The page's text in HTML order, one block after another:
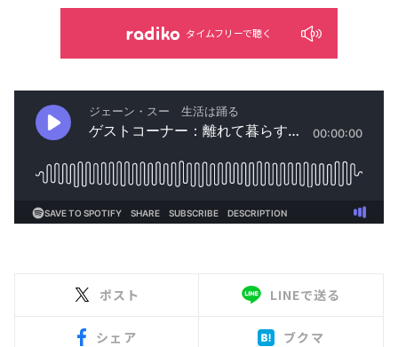
タイムフリーで聴く
ポスト LINEで送る
シェア ブクマ